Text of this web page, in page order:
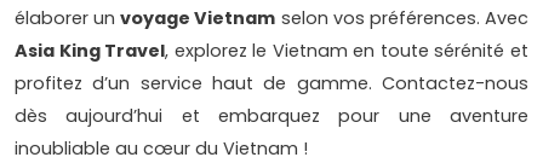
élaborer unvoyage Vietnam selon vos préférences. Avec
Asia King Travel, explorez le Vietnam en toute sérénité et
profitez d’un service haut de gamme. Contactez-nous
dès aujourd’hui et embarquez pour une aventure
inoubliable au cœur du Vietnam !